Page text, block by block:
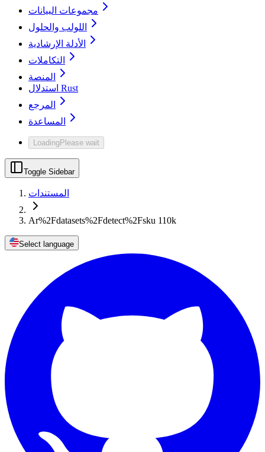
مجموعات البيانات
اللولب والحلول
الأدلة الإرشادية
التكاملات
المنصة
استدلال Rust
المرجع
المساعدة
LoadingPlease wait
Toggle Sidebar
المستندات
Ar%2Fdatasets%2Fdetect%2Fsku 110k
Select language